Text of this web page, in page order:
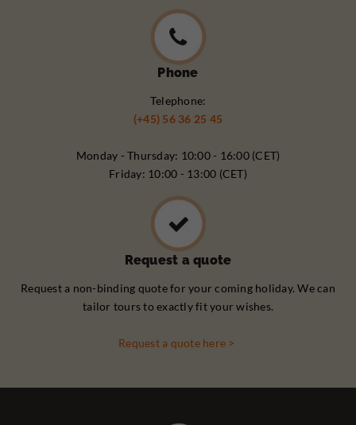
Phone
Telephone:
(+45) 56 36 25 45
Monday - Thursday: 10:00 - 16:00 (CET)
Friday: 10:00 - 13:00 (CET)
Request a quote
Request a non-binding quote for your coming holiday. We can
tailor tours to exactly fit your wishes.
Request a quote here >